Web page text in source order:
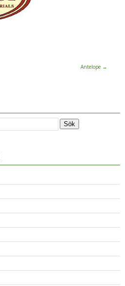
Antelope →
Sök